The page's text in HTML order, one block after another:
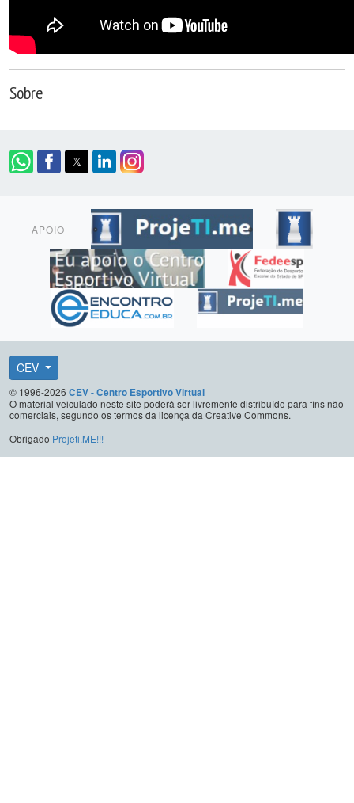
Sobre
APOIO
CEV
© 1996-2026 CEV - Centro Esportivo Virtual
O material veiculado neste site poderá ser livremente distribuído para fins não
comerciais, segundo os termos da licença da Creative Commons.
Obrigado Projeti.ME!!!